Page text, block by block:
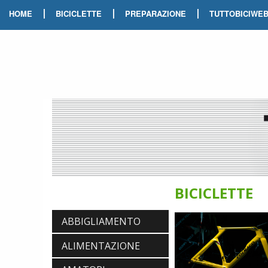
HOME | BICICLETTE | PREPARAZIONE | TUTTOBICIWEB
ABBIGLIAMENTO
ALIMENTAZIONE
BICICLETTE